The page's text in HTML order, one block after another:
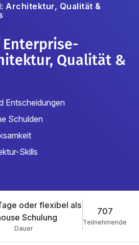
Architektur, Qualität &
Qualität &
Entscheidungen
Schulden
Skills
oder flexibel als
Schulung
Dauer
707
Teilnehmende